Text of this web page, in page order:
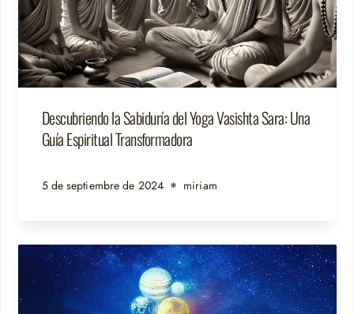
Descubriendo la Sabiduría del Yoga Vasishta Sara: Una
Guía Espiritual Transformadora
5 de septiembre de 2024 miriam